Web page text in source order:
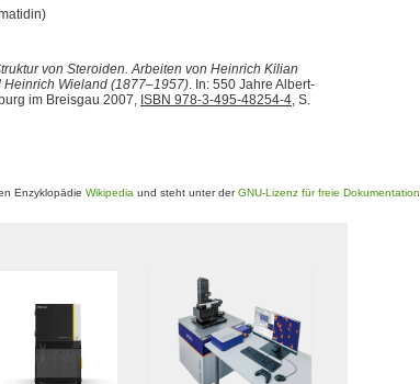
von Steroiden. Arbeiten von Heinrich Kilian
Wieland (1877–1957). In: 550 Jahre Albert-
im Breisgau 2007, ISBN 978-3-495-48254-4, S.
Enzyklopädie Wikipedia und steht unter derGNU-Lizenz für freie Dokumentation